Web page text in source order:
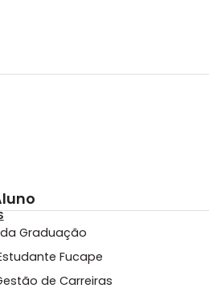
Graduação
Fucape
de Carreiras